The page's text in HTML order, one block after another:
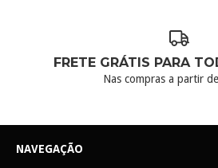
FRETE GRÁTIS PARA
Nas compras a partir
NAVEGAÇÃO